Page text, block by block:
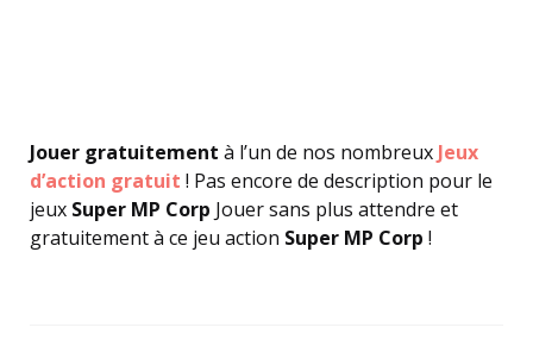
Jouer gratuitement à l’un de nos nombreux Jeux
d’action gratuit ! Pas encore de description pour le
jeux Super MP Corp Jouer sans plus attendre et
gratuitement à ce jeu action Super MP Corp !